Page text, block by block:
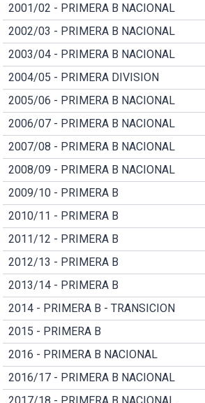
2001/02 - PRIMERA B NACIONAL
2002/03 - PRIMERA B NACIONAL
2003/04 - PRIMERA B NACIONAL
2004/05 - PRIMERA DIVISION
2005/06 - PRIMERA B NACIONAL
2006/07 - PRIMERA B NACIONAL
2007/08 - PRIMERA B NACIONAL
2008/09 - PRIMERA B NACIONAL
2009/10 - PRIMERA B
2010/11 - PRIMERA B
2011/12 - PRIMERA B
2012/13 - PRIMERA B
2013/14 - PRIMERA B
2014 - PRIMERA B - TRANSICION
2015 - PRIMERA B
2016 - PRIMERA B NACIONAL
2016/17 - PRIMERA B NACIONAL